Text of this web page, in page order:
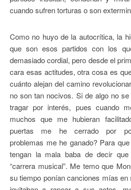
cuando sufren torturas o son
Como no huyo de la autocrítica, la
que son esos partidos con los
demasiado cordial, pero desde el
cara esas actitudes, otra cosa es
cuánto alejan del camino
no son tan nocivos. Si de algo no
tragar por interés, pues cuando
muchos que me hubieran
puertas me he cerrado por
problemas me he ganado? Para
tengan la mala baba de decir
“carrera musical”. Me temo que
su tiempo ponían canciones mías